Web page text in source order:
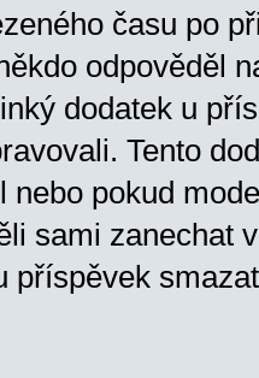
času po
odpověděl
dodatek u
Tento
nebo pokud
sami zanechat
příspěvek